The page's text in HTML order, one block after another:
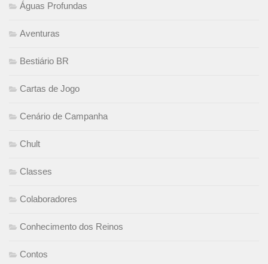
Águas Profundas
Aventuras
Bestiário BR
Cartas de Jogo
Cenário de Campanha
Chult
Classes
Colaboradores
Conhecimento dos Reinos
Contos